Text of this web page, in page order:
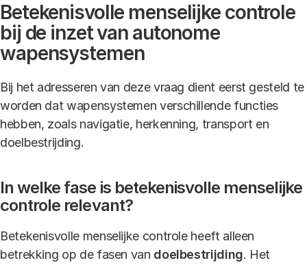
Betekenisvolle menselijke controle
bij de inzet van autonome
wapensystemen
Bij het adresseren van deze vraag dient eerst gesteld te
worden dat wapensystemen verschillende functies
hebben, zoals navigatie, herkenning, transport en
doelbestrijding.
In welke fase is betekenisvolle menselijke
controle relevant?
Betekenisvolle menselijke controle heeft alleen
betrekking op de fasen van doelbestrijding. Het